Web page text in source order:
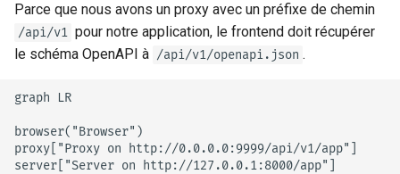
Parce que nous avons un proxy avec un préfixe de chemin
/api/v1 pour notre application, le frontend doit récupérer
le schéma OpenAPI à /api/v1/openapi.json .
graph LR
browser("Browser")
proxy["Proxy on http://0.0.0.0:9999/api/v1/app"]
server["Server on http://127.0.0.1:8000/app"]